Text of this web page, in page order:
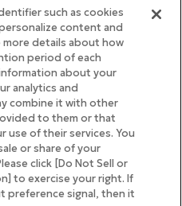
サイト
such as cookies
content and
more details about how
period of each
about your
analytics and
combine it with other
to them or that
use of their services. You
or share of your
click [Do Not Sell or
to exercise your right. If
preference signal, then it